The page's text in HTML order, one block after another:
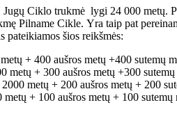
Ciklo trukmė lygi 24 000 metų.
Pilname Cikle. Yra taip pat
pateikiamos šios reikšmės:
+ 400 aušros metų +400 sutemų
+ 300 aušros metų +300
metų + 200 aušros metų + 200
+ 100 aušros metų + 100 sutemų